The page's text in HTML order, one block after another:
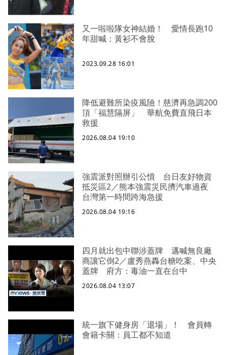
又一啦啦隊女神結婚！ 愛情長跑10
年甜喊：黃衫不會脫
2023.09.28 16:01
降低避難所染疫風險！慈濟再急調200
頂「福慧隔屏」 華航免費直飛日本
救援
2026.08.04 19:10
強震派對照辦引公憤 台日友好物資
抵災區2／熊本強震災民擠汽車過夜
台灣第一時間跨海急援
2026.08.04 19:16
四月就出包中聯涉蓋牌 邁喊無良廠
商讓它倒2／盧秀燕轟台糖吃案、中央
蓋牌 府方：毒油一直在台中
2026.08.04 13:07
統一旗下健身房「退場」！ 會員轉
會籍卡關：員工都不知道